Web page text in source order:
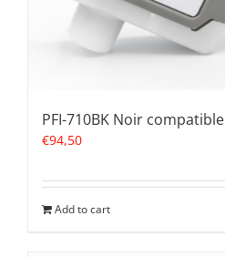
PFI-710BK Noir compatible
€94,50
Add to cart